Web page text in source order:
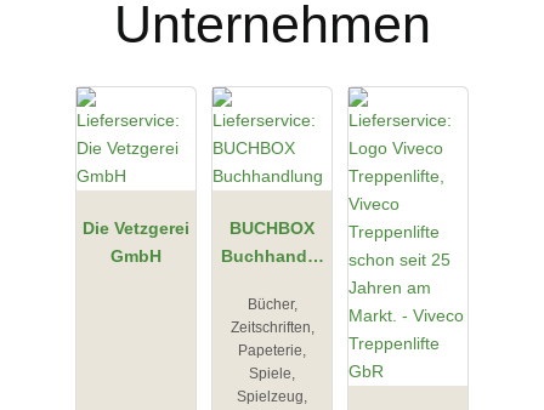
Unternehmen
Die Vetzgerei
GmbH
BUCHBOX
Buchhandlu
Bücher,
Zeitschriften,
Papeterie,
Spiele,
Spielzeug,